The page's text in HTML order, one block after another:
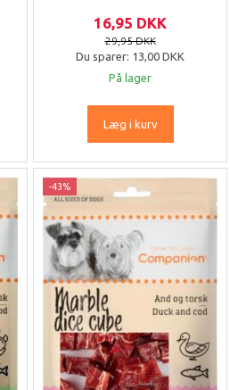
16,95 DKK
29,95 DKK
Du sparer: 13,00 DKK
På lager
Læg i kurv
-43%